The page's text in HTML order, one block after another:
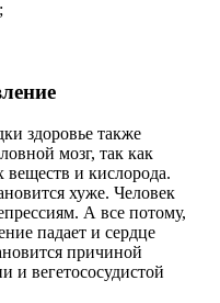
здоровье также
мозг, так как
веществ и кислорода.
хуже. Человек
А все потому,
падает и сердце
причиной
и вегетососудистой